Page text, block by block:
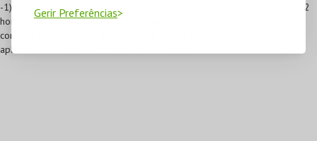
Gerir Preferências
-1). O desconto aplica-se a 2 horas antes do espetáculo (no máximo) e 2
horas após o fim do mesmo (no máximo). O desconto não é acumulável
com outras campanhas do Liberdade Street Fashion. Desconto não
aplicável a clientes utilizadores da Via Verde.